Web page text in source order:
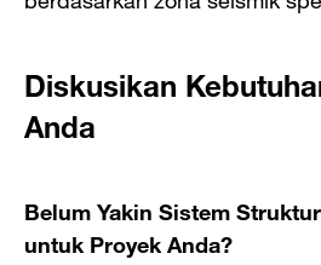
Diskusikan
Anda
Belum Yakin Sistem
untuk Proyek Anda?